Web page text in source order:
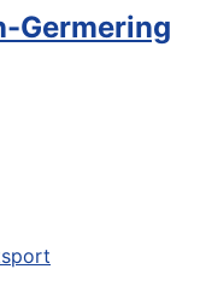
Germering